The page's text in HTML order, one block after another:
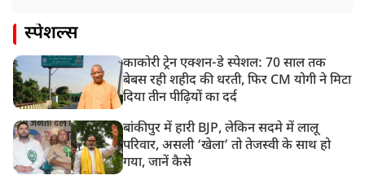
स्पेशल्स
काकोरी ट्रेन एक्शन-डे स्पेशल: 70 साल तक
बेबस रही शहीद की धरती, फिर CM योगी ने मिटा
दिया तीन पीढ़ियों का दर्द
बांकीपुर में हारी BJP, लेकिन सदमे में लालू
परिवार, असली ‘खेला’ तो तेजस्वी के साथ हो
गया, जानें कैसे